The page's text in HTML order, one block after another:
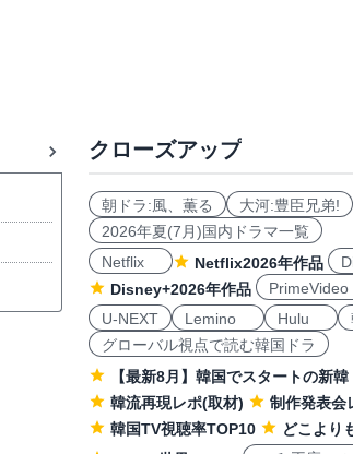
クローズアップ
朝ドラ:風、薫る 大河:豊臣兄弟!
2026年夏(7月)国内ドラマ一覧
Netflix
Netflix2026年作品
Disney+2026年作品
U-NEXT
Lemino Hulu
グローバル視点で読む韓国ドラ
【最新8月】韓国でスタートの新
韓流再現レポ(取材)
制作発表会
韓国TV視聴率TOP10
どこより